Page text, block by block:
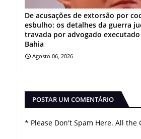
De acusações de extorsão por
esbulho: os detalhes da guerra
travada por advogado executado
Bahia
Agosto 06, 2026
POSTAR UM COMENTÁRIO
* Please Don't Spam Here. All